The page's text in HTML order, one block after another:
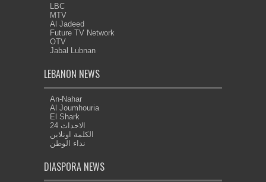
LBC
MTV
Al Jadeed
Future TV Network
OTV
Jabal Lubnan
LEBANON NEWS
An-Nahar
Al Joumhouria
El Shark
الاحداث 24
الكلمة اونلاين
نداء الوطن
DIASPORA NEWS